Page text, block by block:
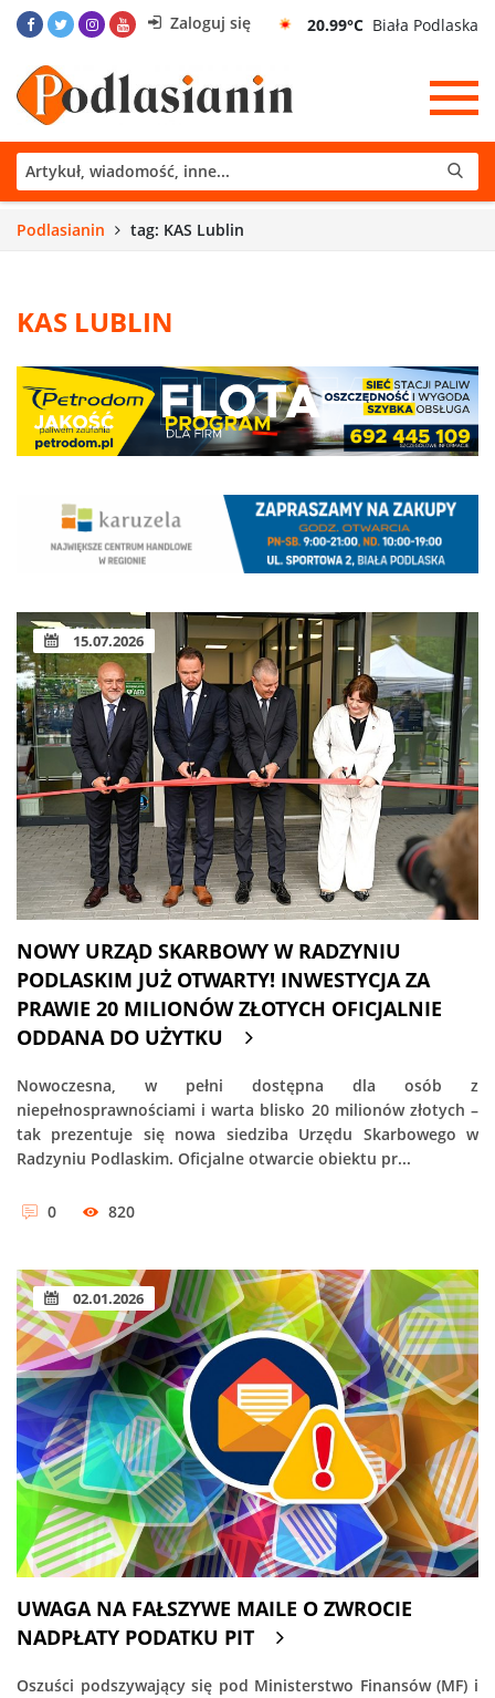
Zaloguj się 20.99°C Biała Podlaska
Podlasianin tag: KAS Lublin
KAS LUBLIN
15.07.2026
NOWY URZĄD SKARBOWY W RADZYNIU
PODLASKIM JUŻ OTWARTY! INWESTYCJA ZA
PRAWIE 20 MILIONÓW ZŁOTYCH OFICJALNIE
ODDANA DO UŻYTKU
Nowoczesna, w pełni dostępna dla osób z
niepełnosprawnościami i warta blisko 20 milionów złotych –
tak prezentuje się nowa siedziba Urzędu Skarbowego w
Radzyniu Podlaskim. Oficjalne otwarcie obiektu pr...
0 820
02.01.2026
UWAGA NA FAŁSZYWE MAILE O ZWROCIE
NADPŁATY PODATKU PIT
Oszuści podszywający się pod Ministerstwo Finansów (MF) i